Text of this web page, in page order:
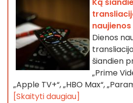
Ką
naujienos
Dienos
šiandien
„Prime
„Apple TV+“, „HBO Max“,
[Skaityti daugiau]